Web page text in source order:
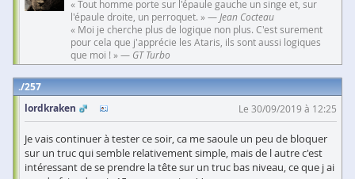
« Tout homme porte sur l'épaule gauche un singe et, sur
l'épaule droite, un perroquet. » — Jean Cocteau
« Moi je cherche plus de logique non plus. C'est surement
pour cela que j'apprécie les Ataris, ils sont aussi logiques
que moi ! » — GT Turbo
257
lordkraken
Le 30/09/2019 à 12:25
Je vais continuer à tester ce soir, ca me saoule un peu de bloquer
sur un truc qui semble relativement simple, mais de l autre c'est
intéressant de se prendre la tête sur un truc bas niveau, ce que j ai